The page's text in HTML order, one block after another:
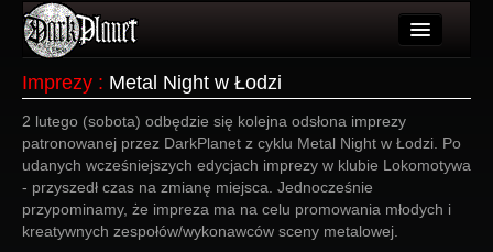
Wydarzenia
Galeria
Forum
Imprezy : Metal Night w Łodzi
2 lutego (sobota) odbędzie się kolejna odsłona imprezy
patronowanej przez DarkPlanet z cyklu Metal Night w Łodzi. Po
udanych wcześniejszych edycjach imprezy w klubie Lokomotywa
- przyszedł czas na zmianę miejsca. Jednocześnie
przypominamy, że impreza ma na celu promowania młodych i
kreatywnych zespołów/wykonawców sceny metalowej.